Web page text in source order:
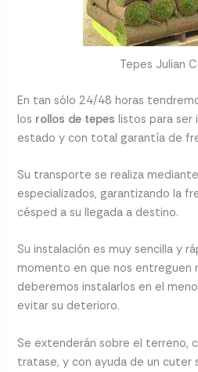
Tepes Julian
En tan sólo 24/48 horas
los rollos de tepes listos para ser
estado y con total garantía de
Su transporte se realiza
especializados, garantizando la
césped a su llegada a destino.
Su instalación es muy sencilla y
momento en que nos
deberemos instalarlos en el
evitar su deterioro.
Se extenderán sobre el terreno,
tratase, y con ayuda de un cuter